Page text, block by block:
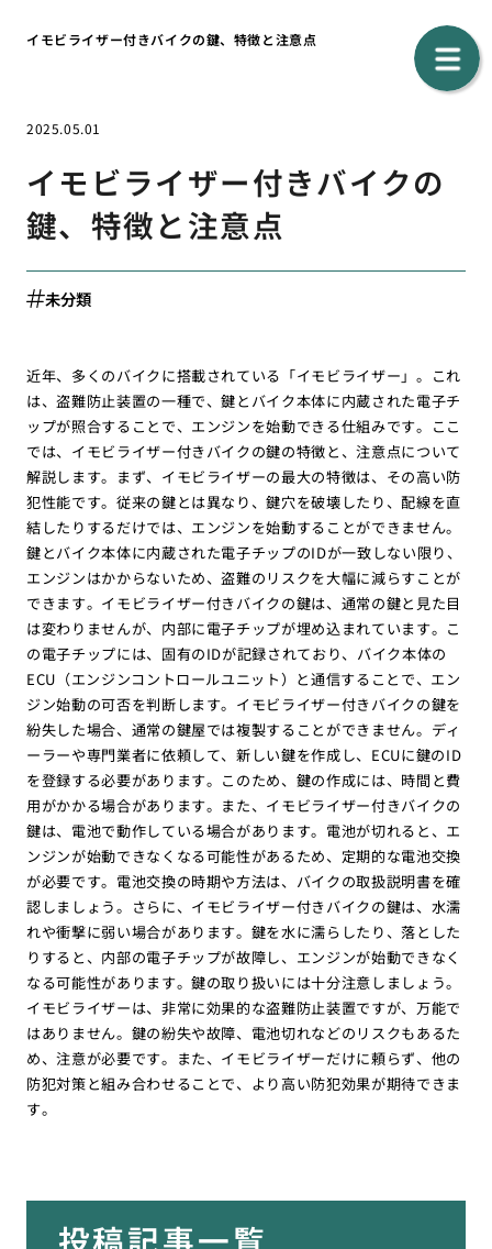
イモビライザー付きバイクの鍵、特徴と注意点
2025.05.01
イモビライザー付きバイクの
鍵、特徴と注意点
未分類
近年、多くのバイクに搭載されている「イモビライザー」。これ
は、盗難防止装置の一種で、鍵とバイク本体に内蔵された電子チ
ップが照合することで、エンジンを始動できる仕組みです。ここ
では、イモビライザー付きバイクの鍵の特徴と、注意点について
解説します。まず、イモビライザーの最大の特徴は、その高い防
犯性能です。従来の鍵とは異なり、鍵穴を破壊したり、配線を直
結したりするだけでは、エンジンを始動することができません。
鍵とバイク本体に内蔵された電子チップのIDが一致しない限り、
エンジンはかからないため、盗難のリスクを大幅に減らすことが
できます。イモビライザー付きバイクの鍵は、通常の鍵と見た目
は変わりませんが、内部に電子チップが埋め込まれています。こ
の電子チップには、固有のIDが記録されており、バイク本体の
ECU（エンジンコントロールユニット）と通信することで、エン
ジン始動の可否を判断します。イモビライザー付きバイクの鍵を
紛失した場合、通常の鍵屋では複製することができません。ディ
ーラーや専門業者に依頼して、新しい鍵を作成し、ECUに鍵のID
を登録する必要があります。このため、鍵の作成には、時間と費
用がかかる場合があります。また、イモビライザー付きバイクの
鍵は、電池で動作している場合があります。電池が切れると、エ
ンジンが始動できなくなる可能性があるため、定期的な電池交換
が必要です。電池交換の時期や方法は、バイクの取扱説明書を確
認しましょう。さらに、イモビライザー付きバイクの鍵は、水濡
れや衝撃に弱い場合があります。鍵を水に濡らしたり、落とした
りすると、内部の電子チップが故障し、エンジンが始動できなく
なる可能性があります。鍵の取り扱いには十分注意しましょう。
イモビライザーは、非常に効果的な盗難防止装置ですが、万能で
はありません。鍵の紛失や故障、電池切れなどのリスクもあるた
め、注意が必要です。また、イモビライザーだけに頼らず、他の
防犯対策と組み合わせることで、より高い防犯効果が期待できま
す。
投稿記事一覧